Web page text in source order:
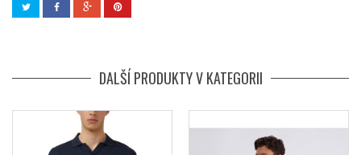
DALŠÍ PRODUKTY V KATEGORII